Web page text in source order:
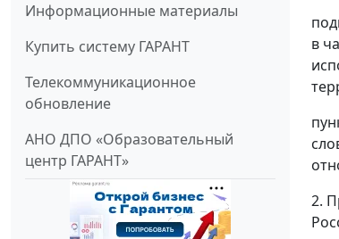
Информационные материалы
Купить систему ГАРАНТ
Телекоммуникационное
обновление
АНО ДПО «Образовательный
центр ГАРАНТ»
в
2.